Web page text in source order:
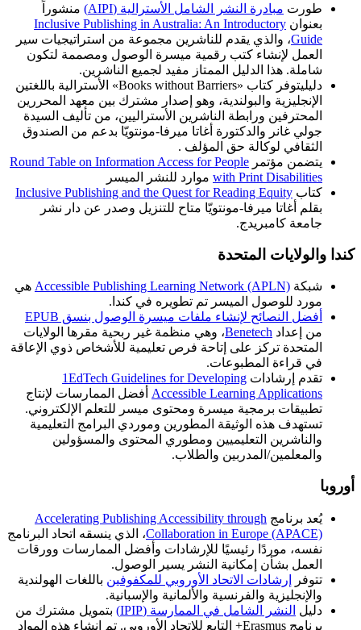
طورت مبادرة النشر الشامل الأسترالية (AIPI)
منشوراً
بعنوان Inclusive Publishing in Australia: An Introductory
Guide، والذي يقدم للناشرين مجموعة من استراتيجيات سير
العمل لإنشاء كتب رقمية ميسرة الوصول ومصممة لتكون
شاملة. هذا الدليل الممتاز مفيد لجميع الناشرين.
دليليتوفر كتاب «Books without Barriers» الأسترالية باللغتين
الإنجليزية والبولندية، وهو إصدار مشترك بين معهد المحررين
المحترفين ورابطة الناشرين الأستراليين، من تأليف السيدة
جولي غانر والدكتورة أغاتا ميرفا-مونتويّا بدعم من الصندوق
الثقافي لوكالة حق المؤلف .
يتضمن مؤتمر Round Table on Information Access for People
with Print Disabilities موارد للنشر الميسر
كتاب Inclusive Publishing and the Quest for Reading Equity
بقلم أغاتا ميرفا-مونتويّا متاح للتنزيل وصدر عن دار نشر
جامعة كامبريدج.
كندا والولايات المتحدة
شبكة Accessible Publishing Learning Network (APLN) هي
مورد للوصول الميسر تم تطويره في كندا.
أفضل النصائح لإنشاء ملفات ميسرة الوصول بنسق EPUB
من إعداد Benetech، وهي منظمة غير ربحية مقرها الولايات
المتحدة تركز على إتاحة فرص تعليمية للأشخاص ذوي الإعاقة
في قراءة المطبوعات.
تقدم إرشادات 1EdTech Guidelines for Developing
Accessible Learning Applications أفضل الممارسات لإنتاج
تطبيقات برمجية ميسرة ومحتوى ميسر للتعلم الإلكتروني.
تستهدف هذه الوثيقة المطورين وموردي البرامج التعليمية
والناشرين التعليميين ومطوري المحتوى والمسؤولين
والمعلمين/المدربين والطلاب.
أوروبا
يُعد برنامج Accelerating Publishing Accessibility through
Collaboration in Europe (APACE)، الذي ينسقه اتحاد البرنامج
نفسه، موردًا رئيسيًا للإرشادات وأفضل الممارسات وورقات
العمل بشأن إمكانية النشر يسير الوصول.
تتوفر
إرشادات الاتحاد الأوروبي للمكفوفين باللغات الهولندية
والإنجليزية والفرنسية والألمانية والإسبانية.
دليل النشر الشامل في الممارسة (IPIP)
بتمويل مشترك من
برنامج Erasmus+ التابع للاتحاد الأوروبي. تم إنشاء هذه المواد